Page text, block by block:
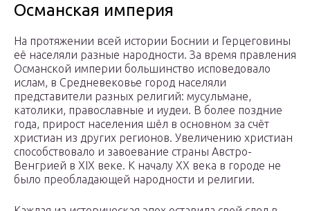
Османская империя
На протяжении всей истории Боснии и Герцеговины
её населяли разные народности. За время правления
Османской империи большинство исповедовало
ислам, в Средневековье город населяли
представители разных религий: мусульмане,
католики, православные и иудеи. В более поздние
года, прирост населения шёл в основном за счёт
христиан из других регионов. Увеличению христиан
способствовало и завоевание страны Австро-
Венгрией в XIX веке. К началу XX века в городе не
было преобладающей народности и религии.